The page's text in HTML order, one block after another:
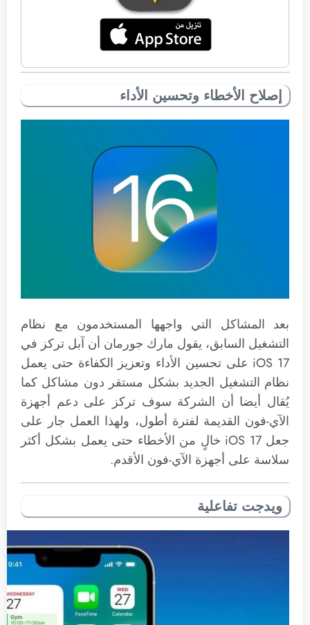
إصلاح الأخطاء وتحسين الأداء
بعد المشاكل التي واجهها المستخدمون مع نظام
التشغيل السابق، يقول مارك جورمان أن آبل تركز في
iOS 17 على تحسين الأداء وتعزيز الكفاءة حتى يعمل
نظام التشغيل الجديد بشكل مستقر دون مشاكل كما
يُقال أيضا أن الشركة سوف تركز على دعم أجهزة
الآي-فون القديمة لفترة أطول، ولهذا العمل جار على
جعل ‌iOS 17 خالٍ من الأخطاء حتى يعمل بشكل أكثر
سلاسة على أجهزة الآي-فون الأقدم.
ويدجت تفاعلية